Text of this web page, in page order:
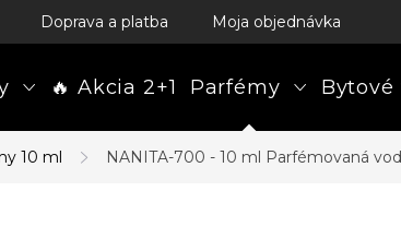
Doprava a platba Moja objednávka
🔥 Akcia 2+1 Parfémy Bytové
10 ml NANITA-700 - 10 ml Parfémovaná